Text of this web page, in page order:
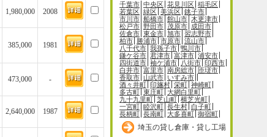
千葉市 中央区 花見川区 稲毛区
若葉区 緑区 美浜区 銚子市
市川市 船橋市 館山市 木更津市
松戸市 野田市 茂原市 成田市
佐倉市 東金市 旭市 習志野市
柏市 勝浦市 市原市 流山市
八千代市 我孫子市 鴨川市
鎌ケ谷市 君津市 富津市 浦安市
四街道市 袖ケ浦市 八街市 印西市
白井市 富里市 南房総市 匝瑳市
香取市 山武市 いすみ市
酒々井町 印旛村 栄町 神崎町
多古町 東庄町 大網白里町
九十九里町 芝山町 横芝光町
一宮町 睦沢町 長生村 白子町
長柄町 長南町 大多喜町 御宿町
埼玉の貸し倉庫・貸し工場
1,980,000 2008
385,000 1981
473,000 -
2,640,000 1987